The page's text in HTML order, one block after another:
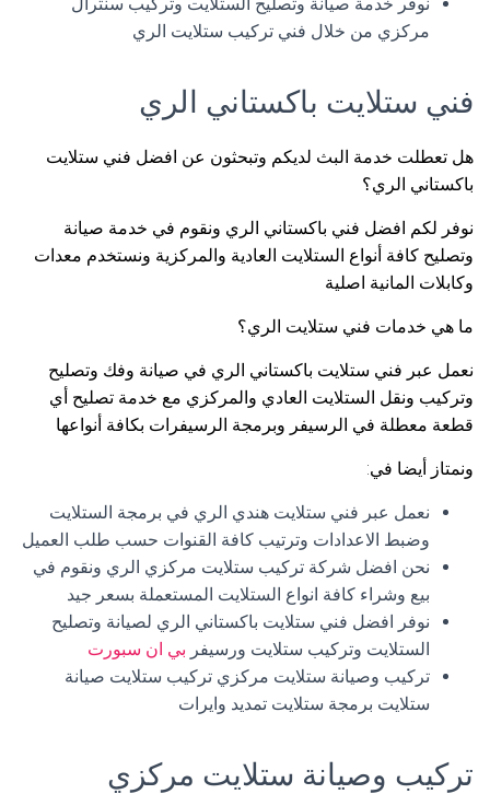
مركزي من خلال فني تركيب ستلايت الري
فني ستلايت باكستاني الري
هل تعطلت خدمة البث لديكم وتبحثون عن افضل فني ستلايت
باكستاني الري؟
نوفر لكم افضل فني باكستاني الري ونقوم في خدمة صيانة
وتصليح كافة أنواع الستلايت العادية والمركزية ونستخدم معدات
وكابلات المانية اصلية
ما هي خدمات فني ستلايت الري؟
نعمل عبر فني ستلايت باكستاني الري في صيانة وفك وتصليح
وتركيب ونقل الستلايت العادي والمركزي مع خدمة تصليح أي
قطعة معطلة في الرسيفر وبرمجة الرسيفرات بكافة أنواعها
ونمتاز أيضا في:
نعمل عبر فني ستلايت هندي الري في برمجة الستلايت
وضبط الاعدادات وترتيب كافة القنوات حسب طلب العميل
نحن افضل شركة تركيب ستلايت مركزي الري ونقوم في
بيع وشراء كافة انواع الستلايت المستعملة بسعر جيد
نوفر افضل فني ستلايت باكستاني الري لصيانة وتصليح
الستلايت وتركيب ستلايت ورسيفر بي ان سبورت
تركيب وصيانة ستلايت مركزي تركيب ستلايت صيانة
ستلايت برمجة ستلايت تمديد وايرات
تركيب وصيانة ستلايت مركزي